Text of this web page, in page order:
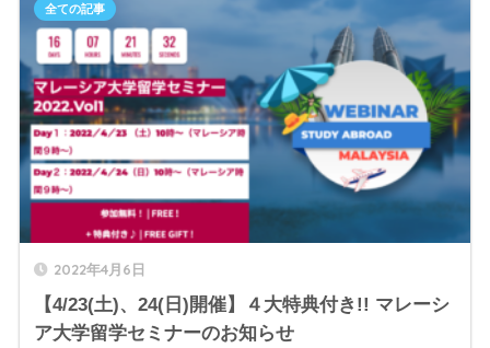
2022年4月6日
【4/23(土)、24(日)開催】４大特典付き!! マレーシ
ア大学留学セミナーのお知らせ
全ての記事